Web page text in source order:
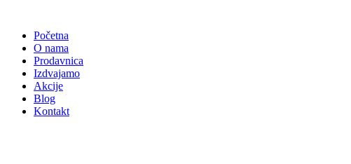
sadržajPočetna
O nama
Prodavnica
Izdvajamo
Akcije
Blog
Kontakt